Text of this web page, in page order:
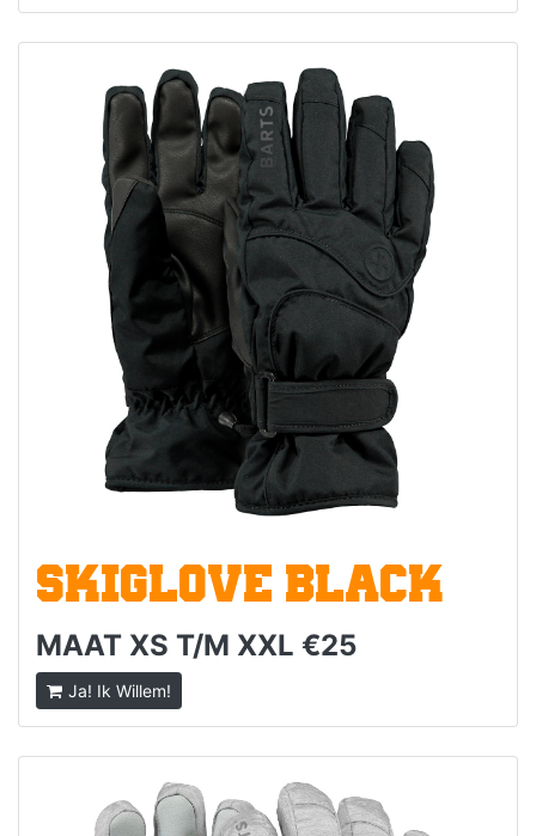
SKIGLOVE BLACK
MAAT XS T/M XXL €25
Ja! Ik Willem!